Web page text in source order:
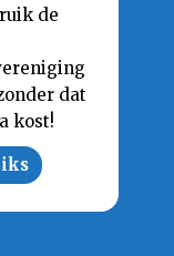
de
dat
kost!